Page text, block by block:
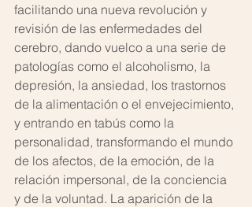
facilitando una nueva revolución y
revisión de las enfermedades del
cerebro, dando vuelco a una serie de
patologías como el alcoholismo, la
depresión, la ansiedad, los trastornos
de la alimentación o el envejecimiento,
y entrando en tabús como la
personalidad, transformando el mundo
de los afectos, de la emoción, de la
relación impersonal, de la conciencia
y de la voluntad. La aparición de la